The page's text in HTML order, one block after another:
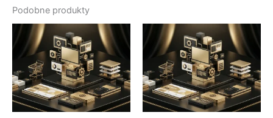
Podobne produkty